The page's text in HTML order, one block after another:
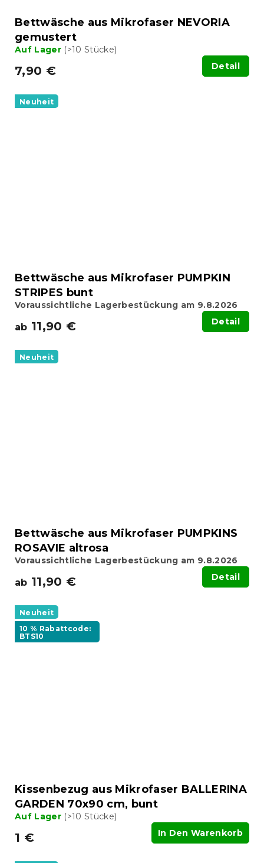
Bettwäsche aus Mikrofaser NEVORIA
gemustert
Auf Lager (>10 Stücke)
7,90 € Detail
Neuheit
Bettwäsche aus Mikrofaser PUMPKIN
STRIPES bunt
Voraussichtliche Lagerbestückung am 9.8.2026
ab 11,90 € Detail
Neuheit
Bettwäsche aus Mikrofaser PUMPKINS
ROSAVIE altrosa
Voraussichtliche Lagerbestückung am 9.8.2026
ab 11,90 € Detail
Neuheit
10 % Rabattcode:
BTS10
Kissenbezug aus Mikrofaser BALLERINA
GARDEN 70x90 cm, bunt
Auf Lager (>10 Stücke)
1 € In Den Warenkorb